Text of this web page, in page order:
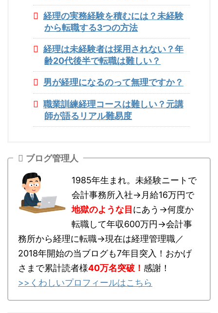
経理の実務経験を積むには？未経験
から転職する3つの方法
経理は未経験者は採用されない？年
齢20代後半で転職は難しい？
男が経理になるのって無理ですか？
職業訓練経理コースは難しい？元講
師が語るリアル難易度
ブログ管理人
1985年生まれ。未経験ニートで
会計事務所入社→月給16万円で
地獄のような目 にあう→何度か
転職して年収600万円→会計事
務所から経理に転職→現在は経理管理職／
2018年開始の当ブログも7年目突入！おかげ
さまで累計読者様40万名突破 ！ 感謝！
>>くわしいプロフィールはこちら